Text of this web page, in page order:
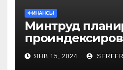
ФИНАНСЫ
Минтруд
более 40
компенсаций
ЯНВ 15, 2024 SERFER